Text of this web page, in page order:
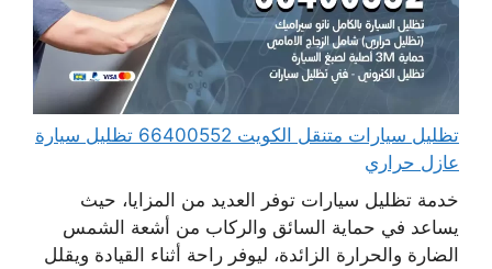
تظليل سيارات متنقل الكويت 66400552 تظليل سيارة
عازل حراري
خدمة تظليل سيارات توفر العديد من المزايا، حيث
يساعد في حماية السائق والركاب من أشعة الشمس
الضارة والحرارة الزائدة، ليوفر راحة أثناء القيادة ويقلل